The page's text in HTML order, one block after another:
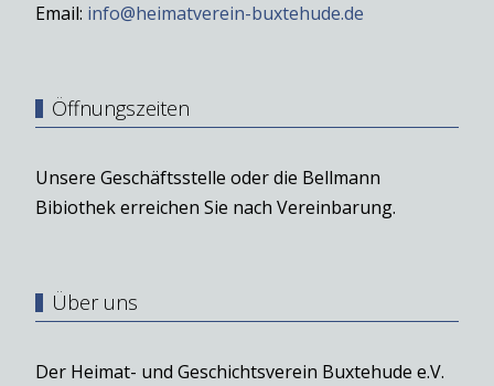
Email: info@heimatverein-buxtehude.de
Öffnungszeiten
Unsere Geschäftsstelle oder die Bellmann
Bibiothek erreichen Sie nach Vereinbarung.
Über uns
Der Heimat- und Geschichtsverein Buxtehude e.V.